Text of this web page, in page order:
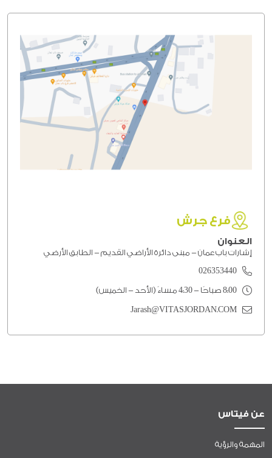
فرع جرش
العنوان
إشارات باب عمان - مبنى دائرة الأراضي القديم - الطابق الأرضي
026353440
8:00 صباحًا - 4:30 مساءً (الأحد - الخميس)
Jarash@VITASJORDAN.COM
عن فيتاس
المهمة والرؤية